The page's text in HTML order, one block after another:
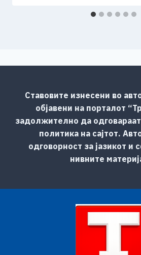
Ставовите изнесени во
објавени на порталот
задолжително да
политика на сајтот.
одговорност за јазикот и
нивните